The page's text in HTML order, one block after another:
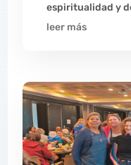
espiritualidad y
leer más